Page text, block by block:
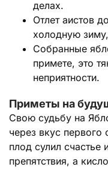
делах.
Отлет аистов
холодную
Собранные
примете, это
неприятности.
Приметы на
Свою судьбу на
через вкус
плод сулил счастье
препятствия, а